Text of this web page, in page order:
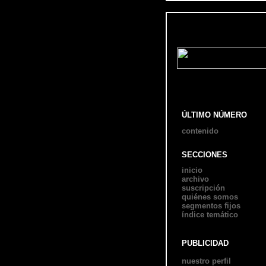
ÚLTIMO NÚMERO
contenido
SECCIONES
inicio
archivo
suscripción
quiénes somos
segmentos fijos
índice temático
PUBLICIDAD
nuestro perfil